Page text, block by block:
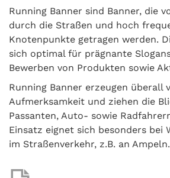
Running Banner sind Banner, die
durch die Straßen und hoch
Knotenpunkte getragen werden.
sich optimal für prägnante
Bewerben von Produkten sowie
Running Banner erzeugen überall
Aufmerksamkeit und ziehen die
Passanten, Auto- sowie
Einsatz eignet sich besonders bei
im Straßenverkehr, z.B. an Ampeln.